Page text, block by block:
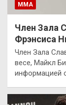
ММА
Член Зала
Фрэнсиса
Член Зала
весе, Майкл
информацией